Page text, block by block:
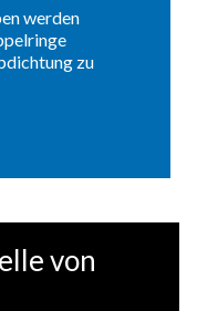
werden
zu
von